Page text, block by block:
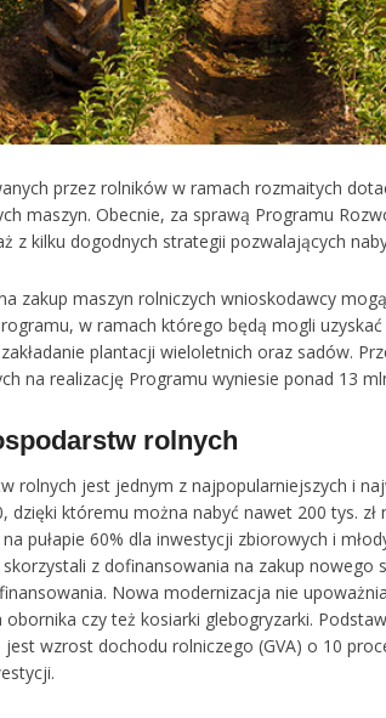
przez rolników w ramach rozmaitych
maszyn. Obecnie, za sprawą Programu
z kilku dogodnych strategii pozwalających
zakup maszyn rolniczych wnioskodawcy
w ramach którego będą mogli
plantacji wieloletnich oraz sadów.
na realizację Programu wyniesie ponad 13
rolnych
rolnych jest jednym z najpopularniejszych i
dzięki któremu można nabyć nawet 200 tys.
pułapie 60% dla inwestycji zbiorowych i
z dofinansowania na zakup nowego
Nowa modernizacja nie
czy też kosiarki glebogryzarki.
wzrost dochodu rolniczego (GVA) o 10